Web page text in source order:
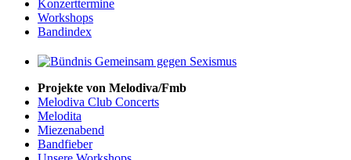
Konzerttermine
Workshops
Bandindex
Projekte von Melodiva/Fmb
Melodiva Club Concerts
Melodita
Miezenabend
Bandfieber